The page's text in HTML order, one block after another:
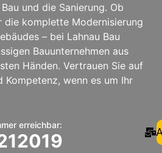
und die Sanierung. Ob
die komplette Modernisierung
– bei Lahnau Bau
Bauunternehmen aus
Händen. Vertrauen Sie auf
Kompetenz, wenn es um Ihr
erreichbar: